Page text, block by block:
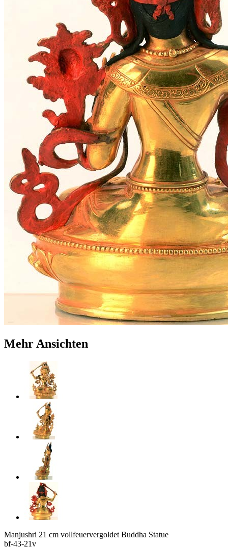
Mehr Ansichten
Manjushri 21 cm vollfeuervergoldet Buddha Statue
bf-43-21v